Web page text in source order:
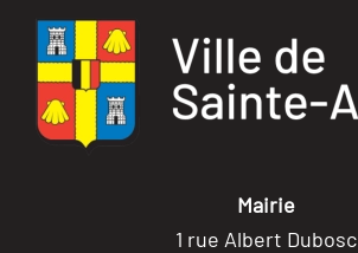
Mairie
1 rue Albert Dubosc